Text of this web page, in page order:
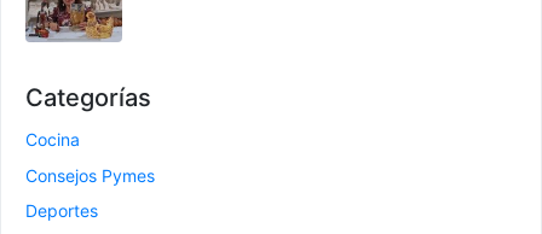
Categorías
Cocina
Consejos Pymes
Deportes